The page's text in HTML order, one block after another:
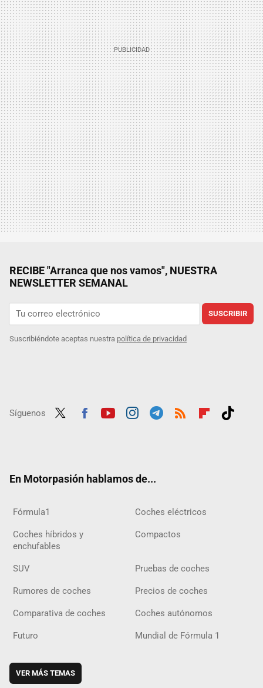
RECIBE "Arranca que nos vamos", NUESTRA
NEWSLETTER SEMANAL
SUSCRIBIR
Suscribiéndote aceptas nuestra política de privacidad
Síguenos
En Motorpasión hablamos de...
Fórmula1 Coches eléctricos
Coches híbridos y
enchufables
Compactos
SUV Pruebas de coches
Rumores de coches Precios de coches
Comparativa de coches Coches autónomos
Futuro Mundial de Fórmula 1
VER MÁS TEMAS